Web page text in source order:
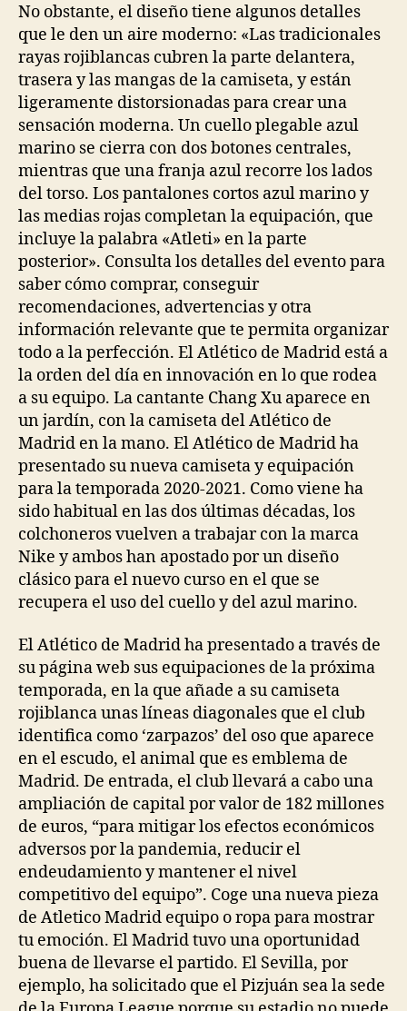
No obstante, el diseño tiene algunos detalles
que le den un aire moderno: «Las tradicionales
rayas rojiblancas cubren la parte delantera,
trasera y las mangas de la camiseta, y están
ligeramente distorsionadas para crear una
sensación moderna. Un cuello plegable azul
marino se cierra con dos botones centrales,
mientras que una franja azul recorre los lados
del torso. Los pantalones cortos azul marino y
las medias rojas completan la equipación, que
incluye la palabra «Atleti» en la parte
posterior». Consulta los detalles del evento para
saber cómo comprar, conseguir
recomendaciones, advertencias y otra
información relevante que te permita organizar
todo a la perfección. El Atlético de Madrid está a
la orden del día en innovación en lo que rodea
a su equipo. La cantante Chang Xu aparece en
un jardín, con la camiseta del Atlético de
Madrid en la mano. El Atlético de Madrid ha
presentado su nueva camiseta y equipación
para la temporada 2020-2021. Como viene ha
sido habitual en las dos últimas décadas, los
colchoneros vuelven a trabajar con la marca
Nike y ambos han apostado por un diseño
clásico para el nuevo curso en el que se
recupera el uso del cuello y del azul marino.
El Atlético de Madrid ha presentado a través de
su página web sus equipaciones de la próxima
temporada, en la que añade a su camiseta
rojiblanca unas líneas diagonales que el club
identifica como ‘zarpazos’ del oso que aparece
en el escudo, el animal que es emblema de
Madrid. De entrada, el club llevará a cabo una
ampliación de capital por valor de 182 millones
de euros, “para mitigar los efectos económicos
adversos por la pandemia, reducir el
endeudamiento y mantener el nivel
competitivo del equipo”. Coge una nueva pieza
de Atletico Madrid equipo o ropa para mostrar
tu emoción. El Madrid tuvo una oportunidad
buena de llevarse el partido. El Sevilla, por
ejemplo, ha solicitado que el Pizjuán sea la sede